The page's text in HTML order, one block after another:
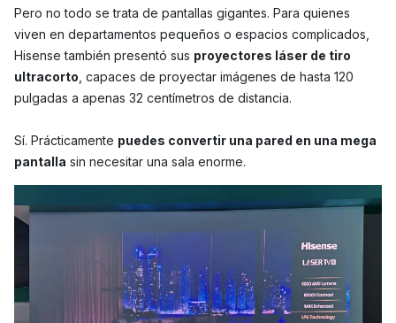
Pero no todo se trata de pantallas gigantes. Para quienes
viven en departamentos pequeños o espacios complicados,
Hisense también presentó sus proyectores láser de tiro
ultracorto , capaces de proyectar imágenes de hasta 120
pulgadas a apenas 32 centímetros de distancia.
Sí. Prácticamente puedes convertir una pared en una mega
pantalla sin necesitar una sala enorme.